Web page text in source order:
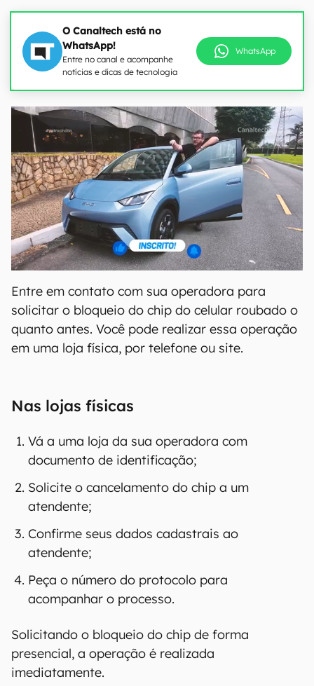
O Canaltech está no
WhatsApp!
Entre no canal e acompanhe
notícias e dicas de tecnologia
WhatsApp
Entre em contato com sua operadora para
solicitar o bloqueio do chip do celular roubado o
quanto antes. Você pode realizar essa operação
em uma loja física, por telefone ou site.
Nas lojas físicas
Vá a uma loja da sua operadora com
documento de identificação;
Solicite o cancelamento do chip a um
atendente;
Confirme seus dados cadastrais ao
atendente;
Peça o número do protocolo para
acompanhar o processo.
Solicitando o bloqueio do chip de forma
presencial, a operação é realizada
imediatamente.